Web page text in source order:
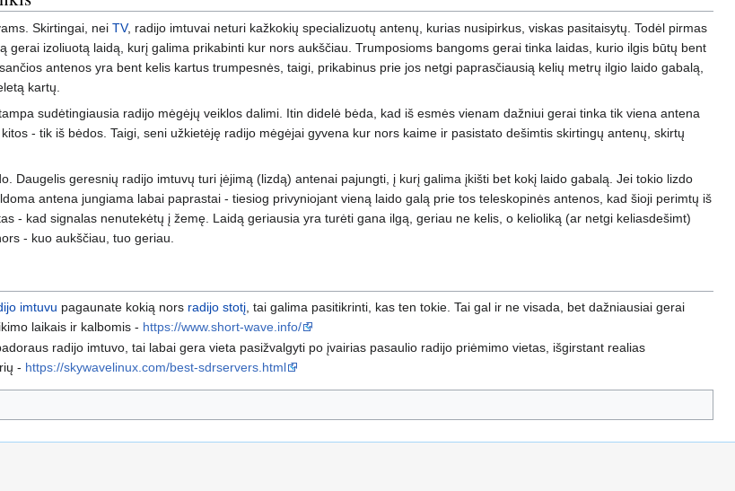
Skirtingai, nei TV, radijo imtuvai neturi kažkokių specializuotų antenų, kurias nusipirkus, viskas pasitaisytų. Todėl pirmas
gerai izoliuotą laidą, kurį galima prikabinti kur nors aukščiau. Trumposioms bangoms gerai tinka laidas, kurio ilgis būtų bent
antenos yra bent kelis kartus trumpesnės, taigi, prikabinus prie jos netgi paprasčiausią kelių metrų ilgio laido gabalą,
kartų.
sudėtingiausia radijo mėgėjų veiklos dalimi. Itin didelė bėda, kad iš esmės vienam dažniui gerai tinka tik viena antena
- tik iš bėdos. Taigi, seni užkietėję radijo mėgėjai gyvena kur nors kaime ir pasistato dešimtis skirtingų antenų, skirtų
Daugelis geresnių radijo imtuvų turi įėjimą (lizdą) antenai pajungti, į kurį galima įkišti bet kokį laido gabalą. Jei tokio lizdo
antena jungiama labai paprastai - tiesiog privyniojant vieną laido galą prie tos teleskopinės antenos, kad šioji perimtų iš
- kad signalas nenutekėtų į žemę. Laidą geriausia yra turėti gana ilgą, geriau ne kelis, o kelioliką (ar netgi keliasdešimt)
- kuo aukščiau, tuo geriau.
imtuvu pagaunate kokią nors radijo stotį , tai galima pasitikrinti, kas ten tokie. Tai gal ir ne visada, bet dažniausiai gerai
laikais ir kalbomis - https://www.short-wave.info/
radijo imtuvo, tai labai gera vieta pasižvalgyti po įvairias pasaulio radijo priėmimo vietas, išgirstant realias
- https://skywavelinux.com/best-sdrservers.html